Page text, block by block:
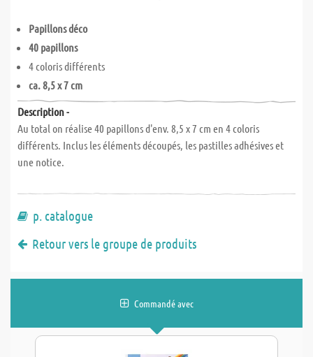
Papillons déco
40 papillons
4 coloris différents
ca. 8,5 x 7 cm
Description -
Au total on réalise 40 papillons d'env. 8,5 x 7 cm en 4 coloris
différents. Inclus les éléments découpés, les pastilles adhésives et
une notice.
p. catalogue
Retour vers le groupe de produits
Commandé avec